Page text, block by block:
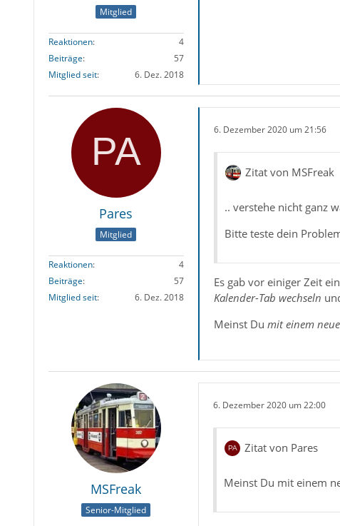
Mitglied
Reaktionen
4
Beiträge
57
Mitglied seit
6. Dez. 2018
Pares
Mitglied
Reaktionen
4
Beiträge
57
Mitglied seit
6. Dez. 2018
6. Dezember 2020 um 21:56
Zitat von MSFreak
.. verstehe nicht ganz
Bitte teste dein
Es gab vor einiger Zeit
Kalender-Tab wechseln
Meinst Du mit einem
MSFreak
Senior-Mitglied
6. Dezember 2020 um 22:00
Zitat von Pares
Meinst Du mit einem